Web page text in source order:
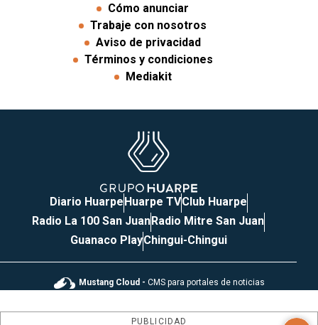
Cómo anunciar
Trabaje con nosotros
Aviso de privacidad
Términos y condiciones
Mediakit
Diario HuarpeHuarpe TVClub Huarpe
Radio La 100 San JuanRadio Mitre San Juan
Guanaco PlayChingui-Chingui
Mustang Cloud - CMS para portales de noticias
PUBLICIDAD